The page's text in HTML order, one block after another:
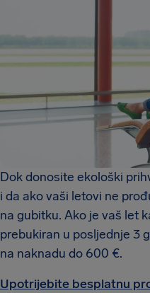
Dok donosite ekološki
i da ako vaši letovi ne
na gubitku. Ako je vaš let
prebukiran u posljednje 3
na naknadu do 600 €.
Upotrijebite besplatnu